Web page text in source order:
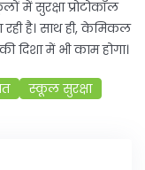
में सुरक्षा प्रोटोकॉल
है। साथ ही, केमिकल
दिशा में भी काम होगा।
स्कूल सुरक्षा